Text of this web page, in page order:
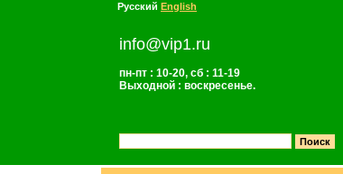
Русский English
info@vip1.ru
пн-пт : 10-20, сб : 11-19
Выходной : воскресенье.